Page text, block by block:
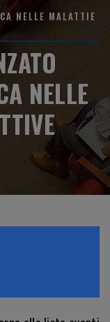
NELLE MALATTIE
NELLE